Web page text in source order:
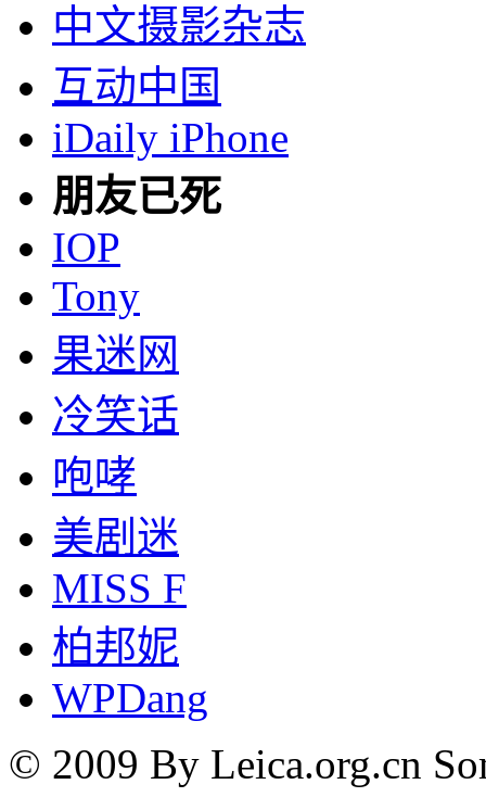
中文摄影杂志
互动中国
iDaily iPhone
朋友已死
IOP
Tony
果迷网
冷笑话
咆哮
美剧迷
MISS F
柏邦妮
WPDang
© 2009 By Leica.org.cn